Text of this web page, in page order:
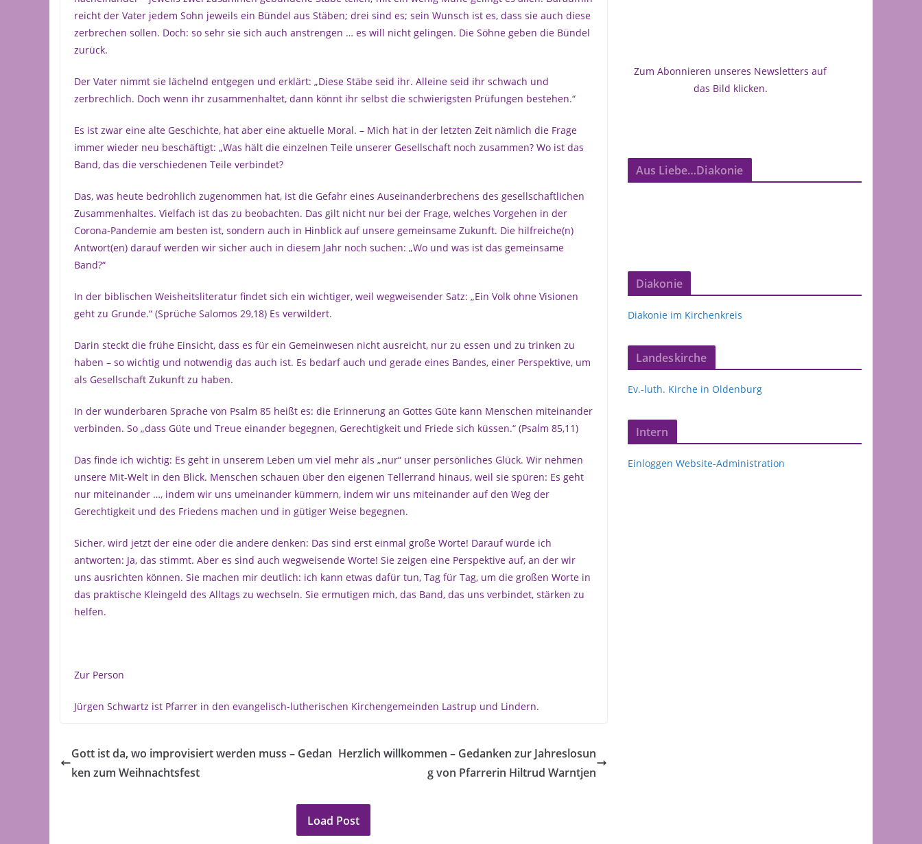
reicht der Vater jedem Sohn jeweils ein Bündel aus Stäben; drei sind es; sein Wunsch ist es, dass sie auch diese
zerbrechen sollen. Doch: so sehr sie sich auch anstrengen … es will nicht gelingen. Die Söhne geben die Bündel
zurück.
Der Vater nimmt sie lächelnd entgegen und erklärt: „Diese Stäbe seid ihr. Alleine seid ihr schwach und
zerbrechlich. Doch wenn ihr zusammenhaltet, dann könnt ihr selbst die schwierigsten Prüfungen bestehen.“
Es ist zwar eine alte Geschichte, hat aber eine aktuelle Moral. – Mich hat in der letzten Zeit nämlich die Frage
immer wieder neu beschäftigt: „Was hält die einzelnen Teile unserer Gesellschaft noch zusammen? Wo ist das
Band, das die verschiedenen Teile verbindet?
Das, was heute bedrohlich zugenommen hat, ist die Gefahr eines Auseinanderbrechens des gesellschaftlichen
Zusammenhaltes. Vielfach ist das zu beobachten. Das gilt nicht nur bei der Frage, welches Vorgehen in der
Corona-Pandemie am besten ist, sondern auch in Hinblick auf unsere gemeinsame Zukunft. Die hilfreiche(n)
Antwort(en) darauf werden wir sicher auch in diesem Jahr noch suchen: „Wo und was ist das gemeinsame
Band?“
In der biblischen Weisheitsliteratur findet sich ein wichtiger, weil wegweisender Satz: „Ein Volk ohne Visionen
geht zu Grunde.“ (Sprüche Salomos 29,18) Es verwildert.
Darin steckt die frühe Einsicht, dass es für ein Gemeinwesen nicht ausreicht, nur zu essen und zu trinken zu
haben – so wichtig und notwendig das auch ist. Es bedarf auch und gerade eines Bandes, einer Perspektive, um
als Gesellschaft Zukunft zu haben.
In der wunderbaren Sprache von Psalm 85 heißt es: die Erinnerung an Gottes Güte kann Menschen miteinander
verbinden. So „dass Güte und Treue einander begegnen, Gerechtigkeit und Friede sich küssen.“ (Psalm 85,11)
Das finde ich wichtig: Es geht in unserem Leben um viel mehr als „nur“ unser persönliches Glück. Wir nehmen
unsere Mit-Welt in den Blick. Menschen schauen über den eigenen Tellerrand hinaus, weil sie spüren: Es geht
nur miteinander …, indem wir uns umeinander kümmern, indem wir uns miteinander auf den Weg der
Gerechtigkeit und des Friedens machen und in gütiger Weise begegnen.
Sicher, wird jetzt der eine oder die andere denken: Das sind erst einmal große Worte! Darauf würde ich
antworten: Ja, das stimmt. Aber es sind auch wegweisende Worte! Sie zeigen eine Perspektive auf, an der wir
uns ausrichten können. Sie machen mir deutlich: ich kann etwas dafür tun, Tag für Tag, um die großen Worte in
das praktische Kleingeld des Alltags zu wechseln. Sie ermutigen mich, das Band, das uns verbindet, stärken zu
helfen.
Zur Person
Jürgen Schwartz ist Pfarrer in den evangelisch-lutherischen Kirchengemeinden Lastrup und Lindern.
Gott ist da, wo improvisiert werden muss – Gedan
ken zum Weihnachtsfest
Herzlich willkommen – Gedanken zur Jahreslosun
g von Pfarrerin Hiltrud Warntjen
Load Post
Zum Abonnieren unseres Newsletters auf
das Bild klicken.
Aus Liebe…Diakonie
Diakonie
Diakonie im Kirchenkreis
Landeskirche
Ev.-luth. Kirche in Oldenburg
Intern
Einloggen Website-Administration